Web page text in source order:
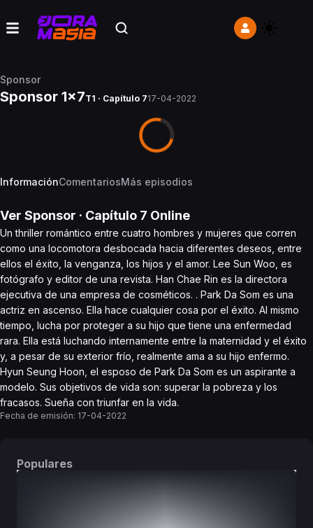
Sponsor
Sponsor 1x7T1 · Capítulo 717-04-2022
InformaciónComentariosMás episodios
Ver Sponsor · Capítulo 7 Online
Un thriller romántico entre cuatro hombres y mujeres que corren
como una locomotora desbocada hacia diferentes deseos, entre
ellos el éxito, la venganza, los hijos y el amor. Lee Sun Woo, es
fotógrafo y editor de una revista. Han Chae Rin es la directora
ejecutiva de una empresa de cosméticos. . Park Da Som es una
actriz en ascenso. Ella hace cualquier cosa por el éxito. Al mismo
tiempo, lucha por proteger a su hijo que tiene una enfermedad
rara. Ella está luchando internamente entre la maternidad y el éxito
y, a pesar de su exterior frío, realmente ama a su hijo enfermo.
Hyun Seung Hoon, el esposo de Park Da Som es un aspirante a
modelo. Sus objetivos de vida son: superar la pobreza y los
fracasos. Sueña con triunfar en la vida.
Fecha de emisión: 17-04-2022
Populares